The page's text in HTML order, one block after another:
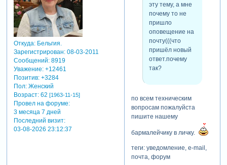
Откуда:Бельгия.
Зарегистрирован: 08-03-2011
Сообщений:8919
Уважение: +12461
Позитив: +3284
Пол:Женский
Возраст:62 [1963-11-15]
Провел на форуме:
3 месяца 7 дней
Последний визит:
03-08-2026 23:12:37
эту тему, а мне
почему то не
пришло
оповещение на
почту(((что
пришёл новый
ответ.почему
так?
по всем техническим
вопросам пожалуйста
пишите нашему
бармалейчику в личку.
теги: уведомление, e-mail,
почта, форум